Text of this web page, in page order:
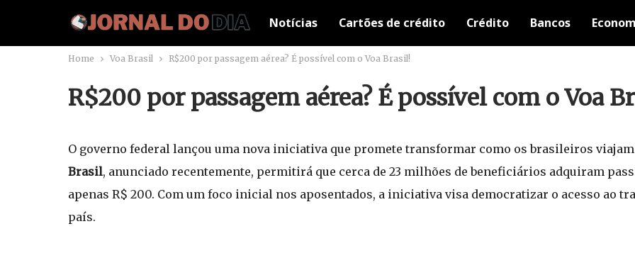
Notícias Cartões de crédito Crédito Bancos
Home Voa Brasil R$200 por passagem aérea? É possível com o Voa Brasil!
R$200 por passagem aérea? É possível com o Voa
O governo federal lançou uma nova iniciativa que promete transformar como os brasileiros
Brasil, anunciado recentemente, permitirá que cerca de 23 milhões de beneficiários adquiram
apenas R$ 200. Com um foco inicial nos aposentados, a iniciativa visa democratizar o acesso ao
país.